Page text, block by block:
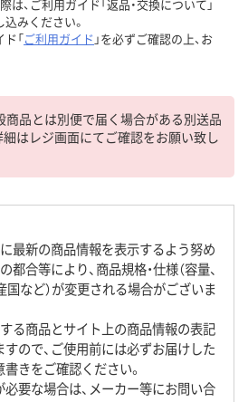
は、ご利用ガイド「返品・交換について」
みください。
「ご利用ガイド 」を必ずご確認の上、お
商品とは別便で届く場合がある別送品
細はレジ画面にてご確認をお願い致し
最新の商品情報を表示するよう努め
合等により、商品規格・仕様（容量、
国など）が変更される場合がございま
る商品とサイト上の商品情報の表記
ので、ご使用前には必ずお届けした
きをご確認ください。
要な場合は、メーカー等にお問い合